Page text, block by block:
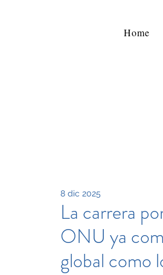
Home
La carrera
ONU ya
global como
8 dic 2025